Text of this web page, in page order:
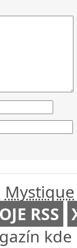
Mystique
RSS